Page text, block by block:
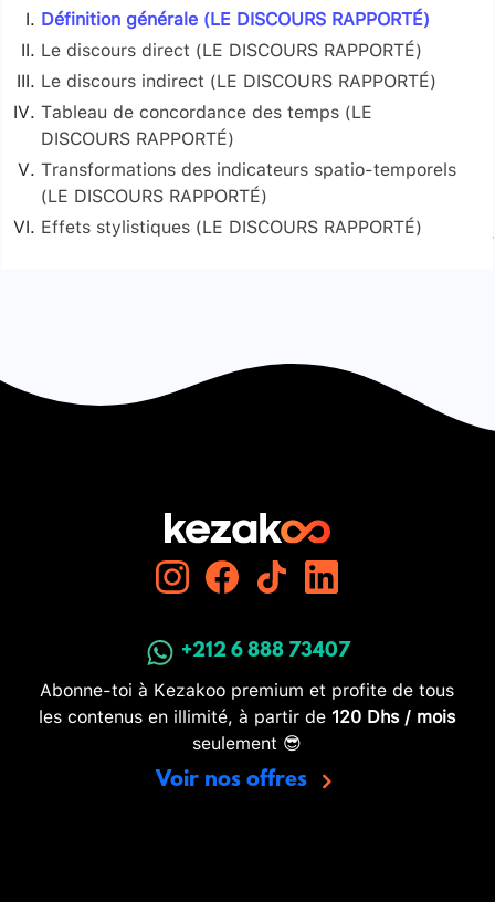
Définition générale (LE DISCOURS RAPPORTÉ)
Le discours direct (LE DISCOURS RAPPORTÉ)
Définition
Indices formels
Effets stylistiques
Exemple tiré de La boîte à merveilles d’Ahmed
Sefrioui (exemple fictif pour illustrer) :
Exemple tiré d’Antigone de Jean Anouilh
(exemple fictif pour illustrer):
Exemple tiré du Dernier jour d’un condamné de
Le discours indirect (LE DISCOURS RAPPORTÉ)
Définition
Transformations indispensables
Tableau de concordance des temps (LE
DISCOURS RAPPORTÉ)
Transformations des indicateurs spatio-temporels
(LE DISCOURS RAPPORTÉ)
Effets stylistiques (LE DISCOURS RAPPORTÉ)
Signaler une erreur
+212 6 888 73407
Abonne-toi à Kezakoo premium et profite de tous
les contenus en illimité, à partir de 120 Dhs / mois
seulement 😎
Voir nos offres